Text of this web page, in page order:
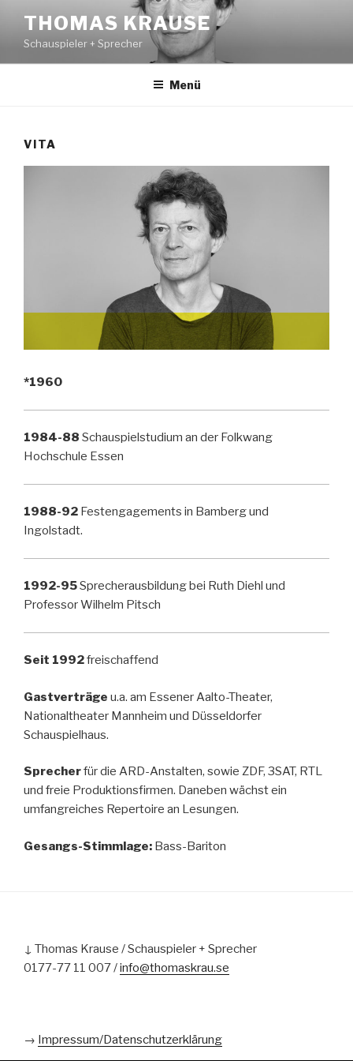
Inhalt
springen
THOMAS KRAUSE
Schauspieler + Sprecher
Menü
VITA
*1960
1984-88 Schauspielstudium an der Folkwang
Hochschule Essen
1988-92 Festengagements in Bamberg und
Ingolstadt.
1992-95Sprecherausbildung bei Ruth Diehl und
Professor Wilhelm Pitsch
Seit 1992freischaffend
Gastverträge u.a. am Essener Aalto-Theater,
Nationaltheater Mannheim und Düsseldorfer
Schauspielhaus.
Sprecherfür die ARD-Anstalten, sowie ZDF, 3SAT, RTL
und freie Produktionsfirmen. Daneben wächst ein
umfangreiches Repertoire an Lesungen.
Gesangs-Stimmlage: Bass-Bariton
↓ Thomas Krause / Schauspieler + Sprecher
0177-77 11 007 /info@thomaskrau.se
→ Impressum/Datenschutzerklärung